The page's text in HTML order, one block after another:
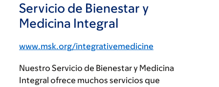
Servicio de Bienestar y
Medicina Integral
www.msk.org/integrativemedicine
Nuestro Servicio de Bienestar y Medicina
Integral ofrece muchos servicios que